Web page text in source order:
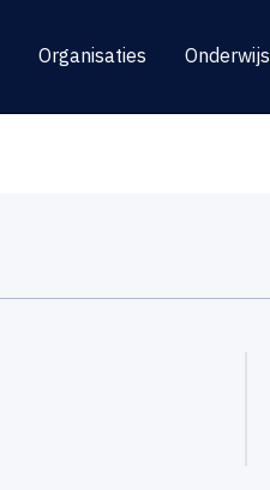
Organisaties Onderwijs